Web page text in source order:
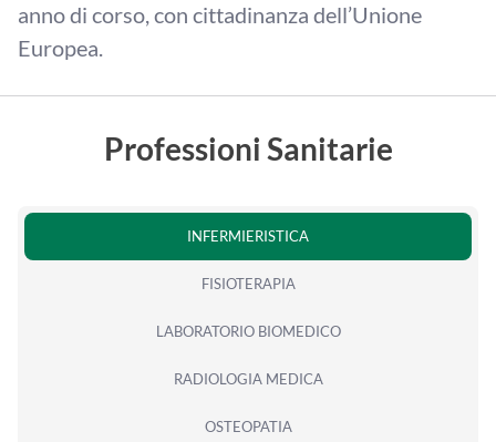
anno di corso, con cittadinanza dell’Unione
Europea.
Professioni Sanitarie
INFERMIERISTICA
FISIOTERAPIA
LABORATORIO BIOMEDICO
RADIOLOGIA MEDICA
OSTEOPATIA